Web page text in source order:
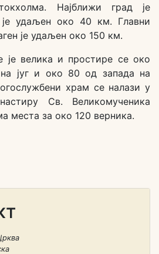
Најближи град је
је удаљен око 40 км. Главни
је удаљен око 150 км.
је велика и простире се око
југ и око 80 од запада на
храм се налази у
Св. Великомученика
места за око 120 верника.